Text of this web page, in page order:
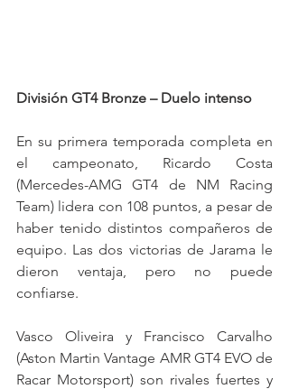
División GT4 Bronze – Duelo intenso
En su primera temporada completa en
el campeonato, Ricardo Costa
(Mercedes-AMG GT4 de NM Racing
Team) lidera con 108 puntos, a pesar de
haber tenido distintos compañeros de
equipo. Las dos victorias de Jarama le
dieron ventaja, pero no puede
confiarse.
Vasco Oliveira y Francisco Carvalho
(Aston Martin Vantage AMR GT4 EVO de
Racar Motorsport) son rivales fuertes y